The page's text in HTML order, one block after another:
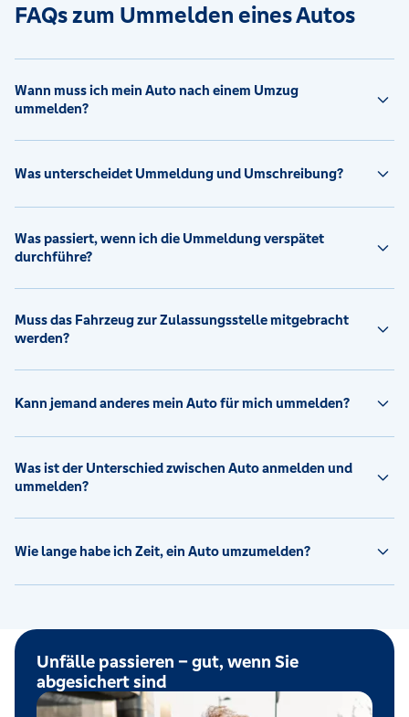
FAQs zum Ummelden eines Autos
Wann muss ich mein Auto nach einem Umzug
ummelden?
Was unterscheidet Ummeldung und Umschreibung?
Was passiert, wenn ich die Ummeldung verspätet
durchführe?
Muss das Fahrzeug zur Zulassungsstelle mitgebracht
werden?
Kann jemand anderes mein Auto für mich ummelden?
Was ist der Unterschied zwischen Auto anmelden und
ummelden?
Wie lange habe ich Zeit, ein Auto umzumelden?
Unfälle passieren – gut, wenn Sie
abgesichert sind